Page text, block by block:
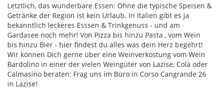
Letztlich, das wunderbare Essen: Ohne die typische Speisen &
Getränke der Region ist kein Urlaub. In Italien gibt es ja
bekanntlich leckeres Esssen & Trinkgenuss - und am
Gardasee noch mehr! Von Pizza bis hinzu Pasta , vom Wein
bis hinzu Bier - hier findest du alles was dein Herz begehrt!
Wir können Dich gerne über eine Weinverkostung vom Wein
Bardolino in einer der vielen Weingüter von Lazise, Colà oder
Calmasino beraten: Frag uns im Büro in Corso Cangrande 26
in Lazise!